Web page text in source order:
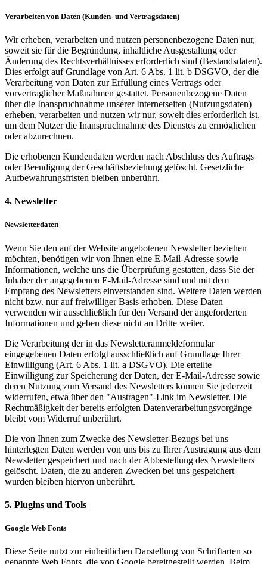
Verarbeiten von Daten (Kunden- und Vertragsdaten)
Wir erheben, verarbeiten und nutzen personenbezogene Daten nur,
soweit sie für die Begründung, inhaltliche Ausgestaltung oder
Änderung des Rechtsverhältnisses erforderlich sind (Bestandsdaten).
Dies erfolgt auf Grundlage von Art. 6 Abs. 1 lit. b DSGVO, der die
Verarbeitung von Daten zur Erfüllung eines Vertrags oder
vorvertraglicher Maßnahmen gestattet. Personenbezogene Daten
über die Inanspruchnahme unserer Internetseiten (Nutzungsdaten)
erheben, verarbeiten und nutzen wir nur, soweit dies erforderlich ist,
um dem Nutzer die Inanspruchnahme des Dienstes zu ermöglichen
oder abzurechnen.
Die erhobenen Kundendaten werden nach Abschluss des Auftrags
oder Beendigung der Geschäftsbeziehung gelöscht. Gesetzliche
Aufbewahrungsfristen bleiben unberührt.
4. Newsletter
Newsletterdaten
Wenn Sie den auf der Website angebotenen Newsletter beziehen
möchten, benötigen wir von Ihnen eine E-Mail-Adresse sowie
Informationen, welche uns die Überprüfung gestatten, dass Sie der
Inhaber der angegebenen E-Mail-Adresse sind und mit dem
Empfang des Newsletters einverstanden sind. Weitere Daten werden
nicht bzw. nur auf freiwilliger Basis erhoben. Diese Daten
verwenden wir ausschließlich für den Versand der angeforderten
Informationen und geben diese nicht an Dritte weiter.
Die Verarbeitung der in das Newsletteranmeldeformular
eingegebenen Daten erfolgt ausschließlich auf Grundlage Ihrer
Einwilligung (Art. 6 Abs. 1 lit. a DSGVO). Die erteilte
Einwilligung zur Speicherung der Daten, der E-Mail-Adresse sowie
deren Nutzung zum Versand des Newsletters können Sie jederzeit
widerrufen, etwa über den "Austragen"-Link im Newsletter. Die
Rechtmäßigkeit der bereits erfolgten Datenverarbeitungsvorgänge
bleibt vom Widerruf unberührt.
Die von Ihnen zum Zwecke des Newsletter-Bezugs bei uns
hinterlegten Daten werden von uns bis zu Ihrer Austragung aus dem
Newsletter gespeichert und nach der Abbestellung des Newsletters
gelöscht. Daten, die zu anderen Zwecken bei uns gespeichert
wurden bleiben hiervon unberührt.
5. Plugins und Tools
Google Web Fonts
Diese Seite nutzt zur einheitlichen Darstellung von Schriftarten so